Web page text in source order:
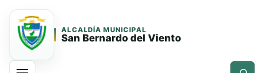
ALCALDÍA MUNICIPAL
San Bernardo del Viento
Buscar